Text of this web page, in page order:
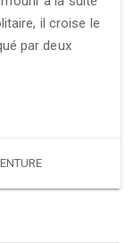
il croise le
par deux